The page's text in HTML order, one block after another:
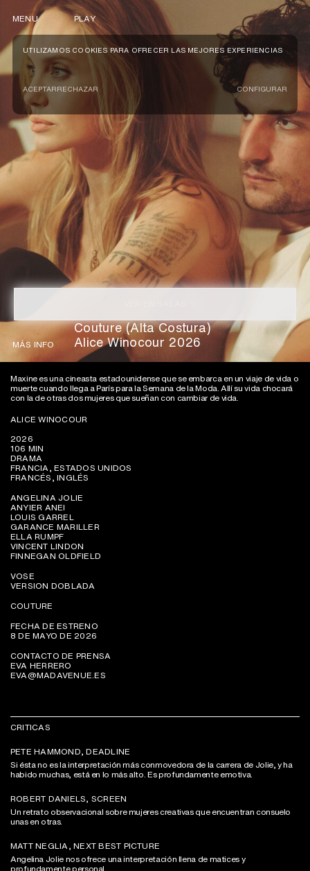
UTILIZAMOS COOKIES PARA OFRECER LAS MEJORES EXPERIENCIAS
ACEPTARRECHAZAR CONFIGURAR
MENU PLAY
Couture (Alta Costura)
Alice Winocour 2026
MÁS INFO
ALICE WINOCOUR
2026
106 MIN
DRAMA
FRANCIA, ESTADOS UNIDOS
FRANCÉS, INGLÉS
ANGELINA JOLIE
ANYIER ANEI
LOUIS GARREL
GARANCE MARILLER
ELLA RUMPF
VINCENT LINDON
FINNEGAN OLDFIELD
VOSE
VERSION DOBLADA
COUTURE
FECHA DE ESTRENO
8 DE MAYO DE 2026
CONTACTO DE PRENSA
EVA HERRERO
EVA@MADAVENUE.ES
Maxine es una cineasta estadounidense que se embarca en un viaje de vida o
muerte cuando llega a París para la Semana de la Moda. Allí su vida chocará
con la de otras dos mujeres que sueñan con cambiar de vida.
CRITICAS
PETE HAMMOND, DEADLINE
Si ésta no es la interpretación más conmovedora de la carrera de Jolie, y ha
habido muchas, está en lo más alto. Es profundamente emotiva.
ROBERT DANIELS, SCREEN
Un retrato observacional sobre mujeres creativas que encuentran consuelo
unas en otras.
MATT NEGLIA, NEXT BEST PICTURE
Angelina Jolie nos ofrece una interpretación llena de matices y